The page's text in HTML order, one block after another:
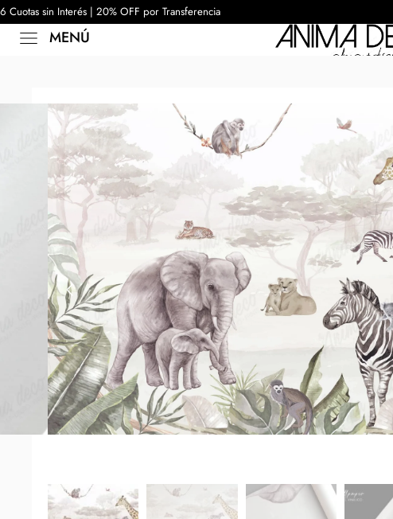
6 Cuotas sin Interés | 20% OFF por Transferencia
MENÚ